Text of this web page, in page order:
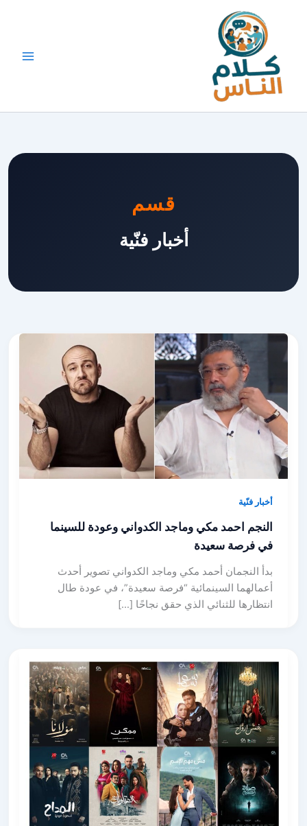
قسم
أخبار فنّية
أخبار فنّية
النجم احمد مكي وماجد الكدواني وعودة للسينما
في فرصة سعيدة
بدأ النجمان أحمد مكي وماجد الكدواني تصوير أحدث
أعمالهما السينمائية “فرصة سعيدة”، في عودة طال
انتظارها للثنائي الذي حقق نجاحًا […]